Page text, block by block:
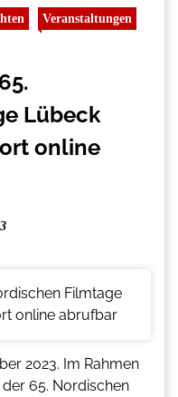
Veranstaltungen
Lübeck
online
2023. Im Rahmen
65. Nordischen